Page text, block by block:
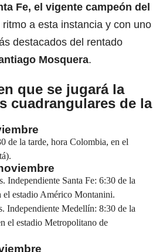
Fe, el vigente campeón del
a esta instancia y con uno
destacados del rentado
Mosquera.
que se jugará la
cuadrangulares de la
de la tarde, hora Colombia, en el
Independiente Santa Fe: 6:30 de la
el estadio Américo Montanini.
Independiente Medellín: 8:30 de la
el estadio Metropolitano de